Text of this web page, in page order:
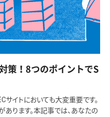
策！8つのポイントでS
イトにおいても大変重要です。
ります。本記事では、あなたの